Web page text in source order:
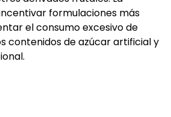
formulaciones más
el consumo excesivo de
contenidos de azúcar artificial y